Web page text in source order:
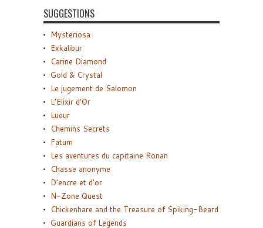
SUGGESTIONS
Mysteriosa
Exkalibur
Carine Diamond
Gold & Crystal
Le jugement de Salomon
L’Elixir d’Or
Lueur
Chemins Secrets
Fatum
Les aventures du capitaine Ronan
Chasse anonyme
D’encre et d’or
N-Zone Quest
Chickenhare and the Treasure of Spiking-Beard
Guardians of Legends